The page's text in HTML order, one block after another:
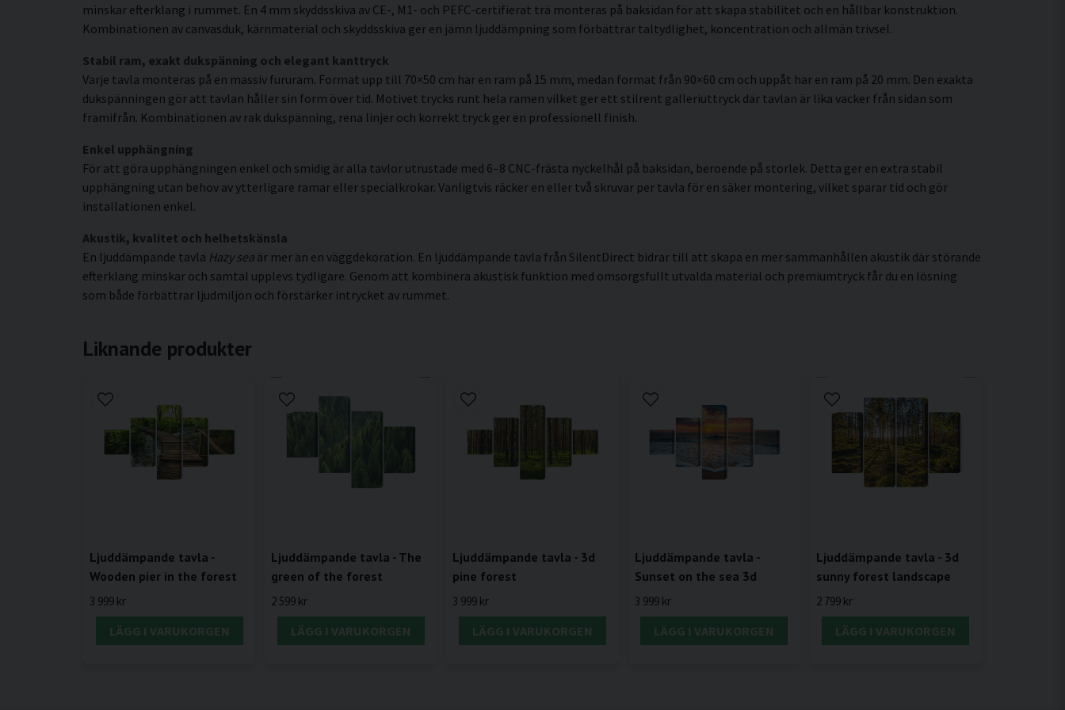
minskar efterklang i rummet. En 4 mm skyddsskiva av CE-, M1- och PEFC-certifierat trä monteras på baksidan för att skapa stabilitet och en hållbar konstruktion.
Kombinationen av canvasduk, kärnmaterial och skyddsskiva ger en jämn ljuddämpning som förbättrar taltydlighet, koncentration och allmän trivsel.
Stabil ram, exakt dukspänning och elegant kanttryck
Varje tavla monteras på en massiv fururam. Format upp till 70×50 cm har en ram på 15 mm, medan format från 90×60 cm och uppåt har en ram på 20 mm. Den exakta
dukspänningen gör att tavlan håller sin form över tid. Motivet trycks runt hela ramen vilket ger ett stilrent galleriuttryck där tavlan är lika vacker från sidan som
framifrån. Kombinationen av rak dukspänning, rena linjer och korrekt tryck ger en professionell finish.
Enkel upphängning
För att göra upphängningen enkel och smidig är alla tavlor utrustade med 6–8 CNC-frästa nyckelhål på baksidan, beroende på storlek. Detta ger en extra stabil
upphängning utan behov av ytterligare ramar eller specialkrokar. Vanligtvis räcker en eller två skruvar per tavla för en säker montering, vilket sparar tid och gör
installationen enkel.
Akustik, kvalitet och helhetskänsla
En ljuddämpande tavla Hazy sea är mer än en väggdekoration. En ljuddämpande tavla från SilentDirect bidrar till att skapa en mer sammanhållen akustik där störande
efterklang minskar och samtal upplevs tydligare. Genom att kombinera akustisk funktion med omsorgsfullt utvalda material och premiumtryck får du en lösning
som både förbättrar ljudmiljön och förstärker intrycket av rummet.
Liknande produkter
Ljuddämpande tavla -
Wooden pier in the forest
3 999 kr
LÄGG I VARUKORGEN
Ljuddämpande tavla - The
green of the forest
2 599 kr
LÄGG I VARUKORGEN
Ljuddämpande tavla - 3d
pine forest
3 999 kr
LÄGG I VARUKORGEN
Ljuddämpande tavla -
Sunset on the sea 3d
3 999 kr
LÄGG I VARUKORGEN
Ljuddämpande tavla - 3d
sunny forest landscape
2 799 kr
LÄGG I VARUKORGEN